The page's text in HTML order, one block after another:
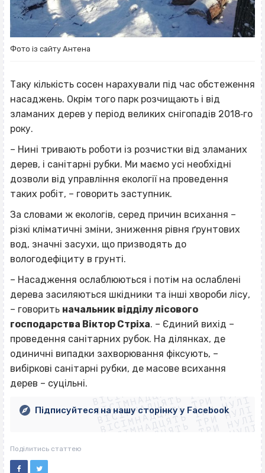
Фото із сайту Антена
Таку кількість сосен нарахували під час обстеження
насаджень. Окрім того парк розчищають і від
зламаних дерев у період великих снігопадів 2018‐го
року.
– Нині тривають роботи із розчистки від зламаних
дерев, і санітарні рубки. Ми маємо усі необхідні
дозволи від управління екології на проведення
таких робіт, – говорить заступник.
За словами ж екологів, серед причин всихання –
різкі кліматичні зміни, зниження рівня ґрунтових
вод, значні засухи, що призводять до
вологодефіциту в грунті.
– Насадження ослаблюються і потім на ослаблені
дерева засиляються шкідники та інші хвороби лісу,
– говорить начальник відділу лісового
господарства Віктор Стріха. – Єдиний вихід –
проведення санітарних рубок. На ділянках, де
одиничні випадки захворювання фіксують, –
вибіркові санітарні рубки, де масове всихання
дерев – суцільні. ВІСІМНАДЦЯТЬ ТРИ НУЛІ
ВІСІМНАДЦЯТЬ ТРИ НУЛІ
ВІСІМНАДЦЯТЬ ТРИ НУЛІ
ВІСІМНАДЦЯТЬ ТРИ НУЛІ
ВІСІМНАДЦЯТЬ ТРИ НУЛІ
ВІСІМНАДЦЯТЬ ТРИ НУЛІ
ВІСІМНАДЦЯТЬ ТРИ НУЛІ
ВІСІМНАДЦЯТЬ ТРИ НУЛІ
Підписуйтеся на нашу сторінку у Facebook
Поділитись статтею